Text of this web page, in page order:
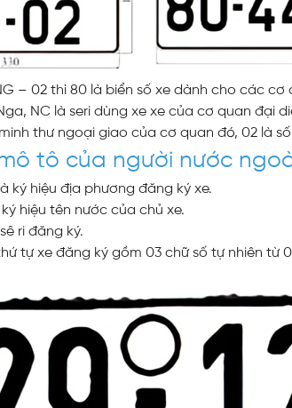
– 02 thì 80 là biển số xe dành cho các
NC là seri dùng xe xe của cơ quan đại
thư ngoại giao của cơ quan đó, 02 là
tô của người nước
ký hiệu địa phương đăng ký xe.
hiệu tên nước của chủ xe.
ri đăng ký.
tự xe đăng ký gồm 03 chữ số tự nhiên từ